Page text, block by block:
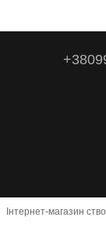
Інтернет-магазин